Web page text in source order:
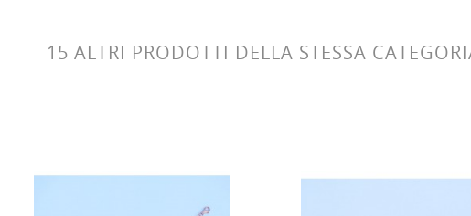
15 ALTRI PRODOTTI DELLA STESSA